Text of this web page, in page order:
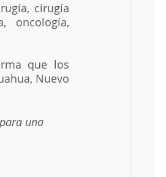
cirugía
oncología,
que los
Nuevo
una